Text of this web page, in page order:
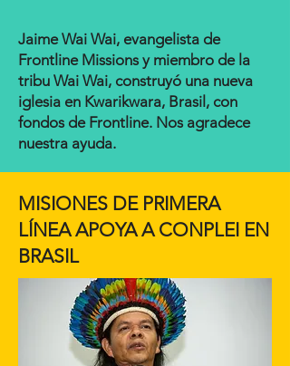
Jaime Wai Wai, evangelista de
Frontline Missions y miembro de la
tribu Wai Wai, construyó una nueva
iglesia en Kwarikwara, Brasil, con
fondos de Frontline. Nos agradece
nuestra ayuda.
MISIONES DE PRIMERA
LÍNEA APOYA A CONPLEI EN
BRASIL